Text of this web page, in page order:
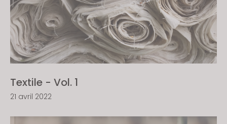
Textile - Vol. 1
21 avril 2022